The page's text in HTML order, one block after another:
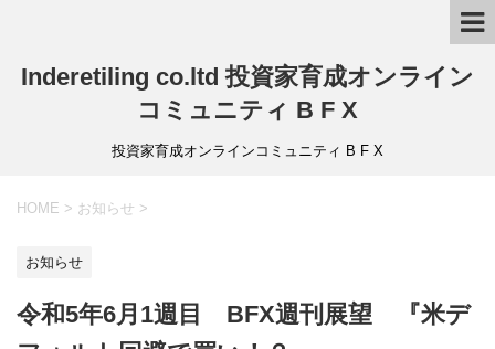
Inderetiling co.ltd 投資家育成オンライン
コミュニティ B F X
投資家育成オンラインコミュニティ B F X
HOME > お知らせ >
お知らせ
令和5年6月1週目 BFX週刊展望 『米デ